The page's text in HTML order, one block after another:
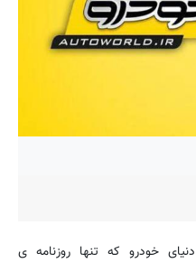
خودرو که تنها روزنامه ی